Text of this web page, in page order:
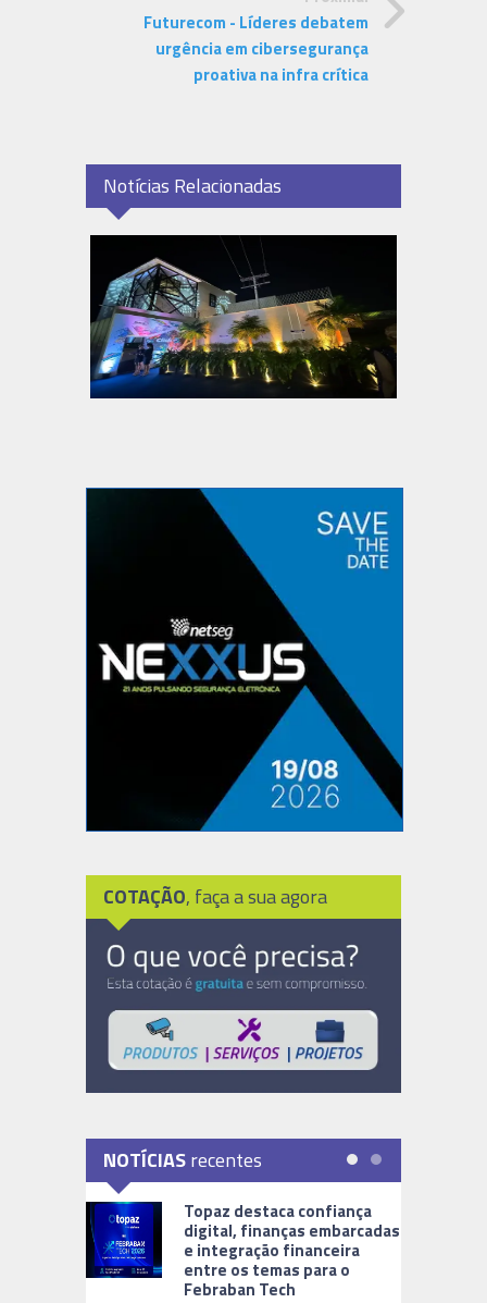
Futurecom - Líderes debatem
urgência em cibersegurança
proativa na infra crítica
Notícias Relacionadas
COTAÇÃO, faça a sua agora
NOTÍCIASrecentes
Topaz destaca confiança
digital, finanças embarcadas
e integração financeira
entre os temas para o
Febraban Tech